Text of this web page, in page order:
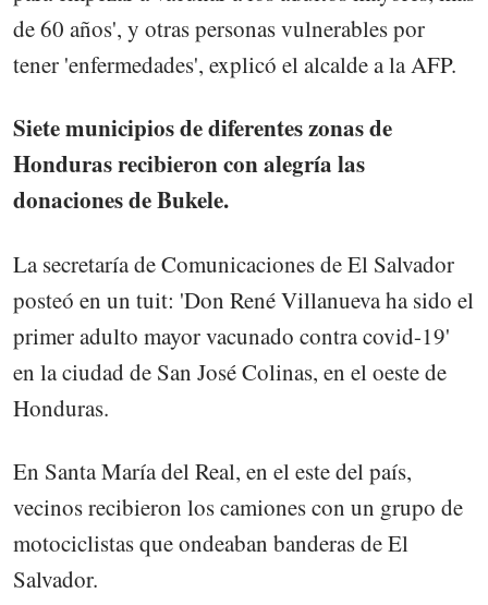
de 60 años', y otras personas vulnerables por
tener 'enfermedades', explicó el alcalde a la AFP.
Siete municipios de diferentes zonas de
Honduras recibieron con alegría las
donaciones de Bukele.
La secretaría de Comunicaciones de El Salvador
posteó en un tuit: 'Don René Villanueva ha sido el
primer adulto mayor vacunado contra covid-19'
en la ciudad de San José Colinas, en el oeste de
Honduras.
En Santa María del Real, en el este del país,
vecinos recibieron los camiones con un grupo de
motociclistas que ondeaban banderas de El
Salvador.